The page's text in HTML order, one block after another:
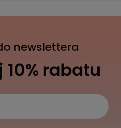
newslettera
rabatu